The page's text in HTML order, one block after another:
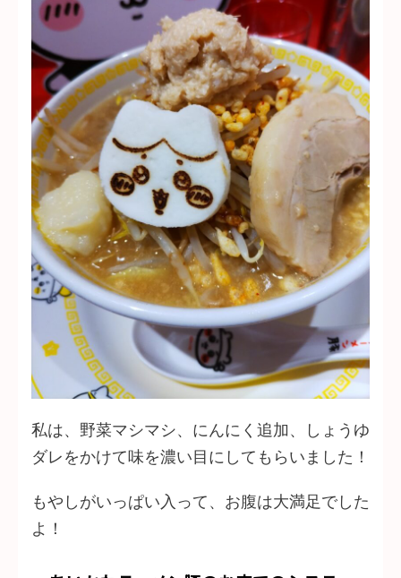
私は、野菜マシマシ、にんにく追加、しょうゆ
ダレをかけて味を濃い目にしてもらいました！
もやしがいっぱい入って、お腹は大満足でした
よ！